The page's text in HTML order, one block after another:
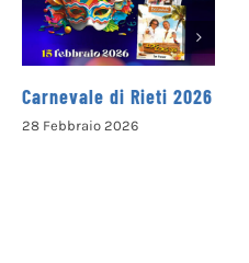
Santa Barbara nel
Mondo